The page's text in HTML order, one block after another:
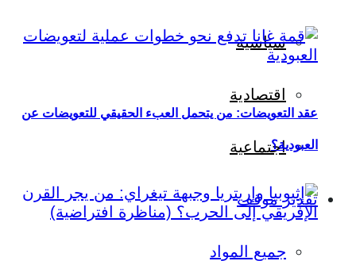
سياسية
اقتصادية
اجتماعية
تقدير موقف
جميع المواد
عقد التعويضات: من يتحمل العبء الحقيقي للتعويضات عن
العبودية؟